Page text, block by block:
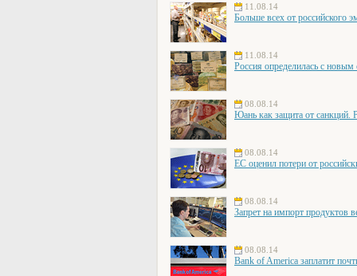
11.08.14
Больше всех от российского
11.08.14
Россия определилась с
08.08.14
Юань как защита от санкций.
08.08.14
ЕС оценил потери от
08.08.14
Запрет на импорт продуктов
08.08.14
Bank of America заплатит